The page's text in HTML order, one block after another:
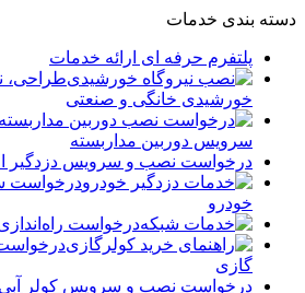
دسته بندی خدمات
پلتفرم حرفه ای ارائه خدمات
طراحی،
خورشیدی خانگی و صنعتی
سرویس دوربین مداربسته
درخواست نصب و سرویس دزدگیر
درخواست
خودرو
درخواست
گازی
درخواست نصب و سرویس کولر آبی